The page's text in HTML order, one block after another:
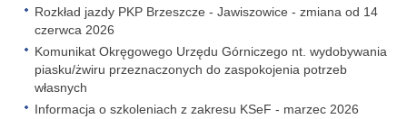
Rozkład jazdy PKP Brzeszcze - Jawiszowice - zmiana od 14
czerwca 2026
Komunikat Okręgowego Urzędu Górniczego nt. wydobywania
piasku/żwiru przeznaczonych do zaspokojenia potrzeb
własnych
Informacja o szkoleniach z zakresu KSeF - marzec 2026